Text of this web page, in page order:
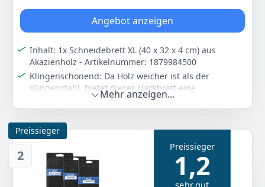
Angebot anzeigen
Inhalt: 1x Schneidebrett XL (40 x 32 x 4 cm) aus
Akazienholz - Artikelnummer: 1879984500
Klingenschonend: Da Holz weicher ist als der
Klingenstahl, bietet dieses Hackbrett eine
nachgiebige und somit klingenschonende Unterlage
für jegliche Art von Hack- und Schneidearbeiten
Das Holz-Schneidbrett ist sehr massiv (4 cm Dicke),
groß und schwer, sodass es auch für gröbste Arbeiten
eine standhafte und sichere Grundlage bietet
Dank der großen komfortablen Arbeitsfläche können
mehrere Zutaten gleichzeitig vorbereitet werden,
Mehr anzeigen...
2
Preissieger
Preissieger
1,2